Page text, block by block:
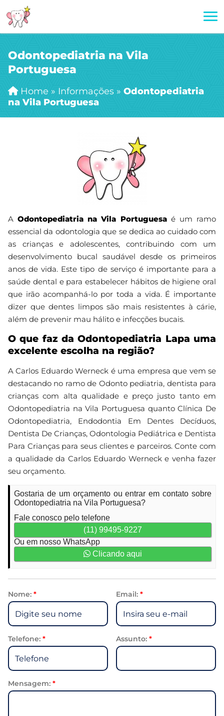
Odontopediatria na Vila
Portuguesa
Home » Informações » Odontopediatria
na Vila Portuguesa
AOdontopediatria na Vila Portuguesaé um ramo
essencial da odontologia que se dedica ao cuidado com
as crianças e adolescentes, contribuindo com um
desenvolvimento bucal saudável desde os primeiros
anos de vida. Este tipo de serviço é importante para a
saúde dental e para estabelecer hábitos de higiene oral
que irão acompanhá-lo por toda a vida. É importante
dizer que dentes limpos são mais resistentes à cárie,
além de prevenir mau hálito e infecções bucais.
O que faz da Odontopediatria Lapa uma
excelente escolha na região?
A Carlos Eduardo Werneck é uma empresa que vem se
destacando no ramo de Odonto pediatria, dentista para
crianças com alta qualidade e preço justo tanto em
Odontopediatria na Vila Portuguesa quanto Clínica De
Odontopediatria, Endodontia Em Dentes Decíduos,
Dentista De Crianças, Odontologia Pediátrica e Dentista
Para Crianças para seus clientes e parceiros. Conte com
a qualidade da Carlos Eduardo Werneck e venha fazer
seu orçamento.
Gostaria de um orçamento ou entrar em contato sobre
Odontopediatria na Vila Portuguesa?
Fale conosco pelo telefone
(11) 99495-9227
Ou em nosso WhatsApp
Clicando aqui
Nome: * Email: *
Telefone: * Assunto: *
Mensagem: *